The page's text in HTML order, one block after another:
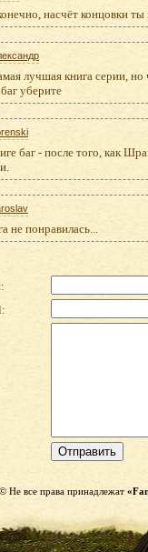
насчёт концовки
лучшая книга серии,
уберите
баг - после того, как
не понравилась...
© Не все права принадлежат